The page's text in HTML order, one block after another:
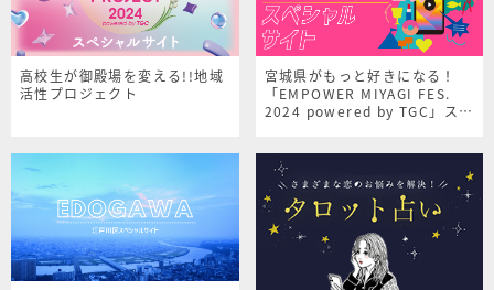
高校生が御殿場を変える!!地域
活性プロジェクト
宮城県がもっと好きになる！
「EMPOWER MIYAGI FES.
2024 powered by TGC」スペ